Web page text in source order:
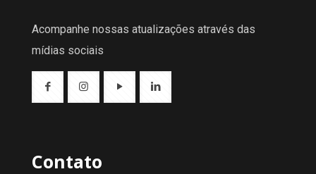
Acompanhe nossas atualizações através das
mídias sociais
Contato